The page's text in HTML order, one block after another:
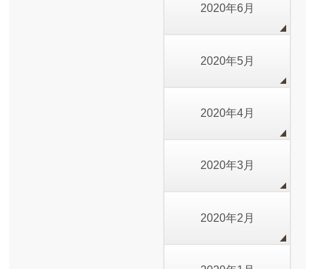
2020年6月
2020年5月
2020年4月
2020年3月
2020年2月